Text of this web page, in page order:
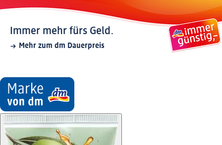
Immer mehr fürs Geld.
Mehr zum dm Dauerpreis